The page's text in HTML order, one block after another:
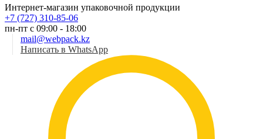
Интернет-магазин упаковочной продукции
+7 (727) 310-85-06
пн-пт с 09:00 - 18:00
mail@webpack.kz
Написать в WhatsApp